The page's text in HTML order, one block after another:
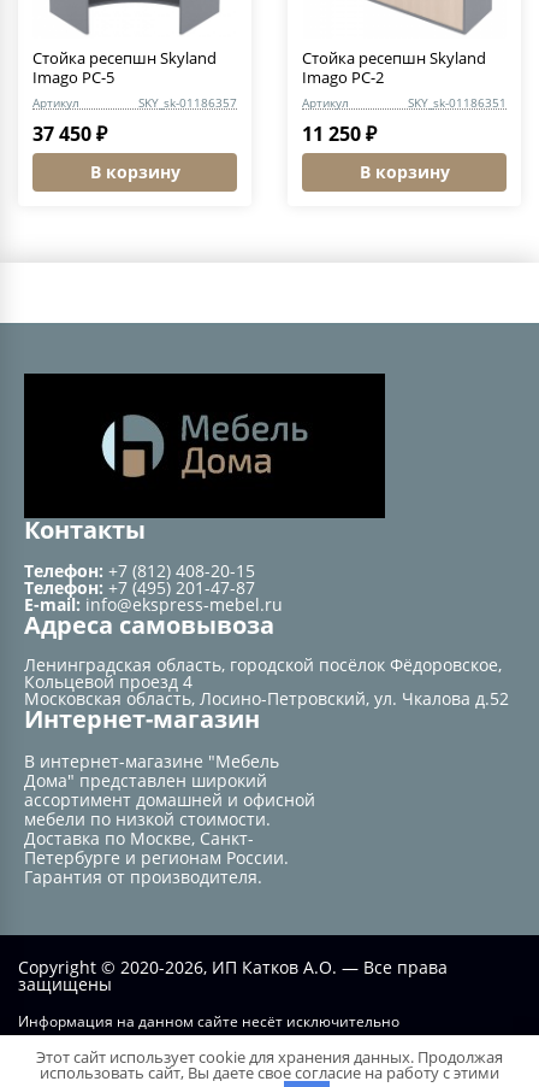
Стойка ресепшн Skyland
Imago РС-5
Артикул SKY_sk-01186357
37 450 ₽
В корзину
Стойка ресепшн Skyland
Imago РС-2
Артикул SKY_sk-01186351
11 250 ₽
В корзину
Контакты
Телефон: +7 (812) 408-20-15
Телефон: +7 (495) 201-47-87
E-mail: info@ekspress-mebel.ru
Адреса самовывоза
Ленинградская область, городской посёлок Фёдоровское,
Кольцевой проезд 4
Московская область, Лосино-Петровский, ул. Чкалова д.52
Интернет-магазин
В интернет-магазине "Мебель
Дома" представлен широкий
ассортимент домашней и офисной
мебели по низкой стоимости.
Доставка по Москве, Санкт-
Петербурге и регионам России.
Гарантия от производителя.
Copyright © 2020-2026, ИП Катков А.О. — Все права
защищены
Информация на данном сайте несёт исключительно
публичной офертой, определяемой положением статьи №437 ГК РФ.
Этот сайт использует cookie для хранения данных. Продолжая
использовать сайт, Вы даете свое согласие на работу с этими